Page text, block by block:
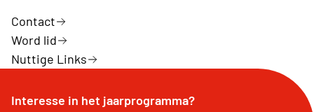
Contact
Word lid
Nuttige Links
Interesse in het jaarprogramma?